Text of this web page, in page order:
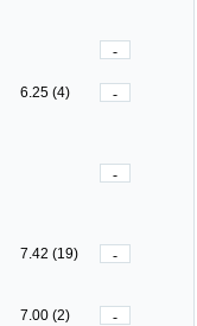
-
6.25 (4)
-
-
7.42 (19)
-
7.00 (2)
-